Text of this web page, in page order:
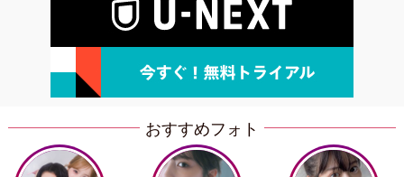
おすすめフォト